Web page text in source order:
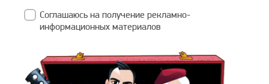
Соглашаюсь на получение рекламно-
информационных материалов